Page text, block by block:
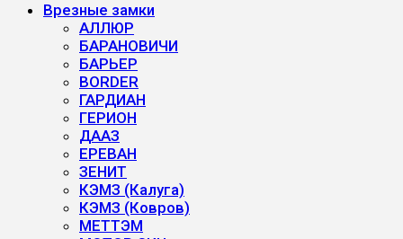
Врезные замки
АЛЛЮР
БАРАНОВИЧИ
БАРЬЕР
BORDER
ГАРДИАН
ГЕРИОН
ДААЗ
ЕРЕВАН
ЗЕНИТ
КЭМЗ (Калуга)
КЭМЗ (Ковров)
МЕТТЭМ